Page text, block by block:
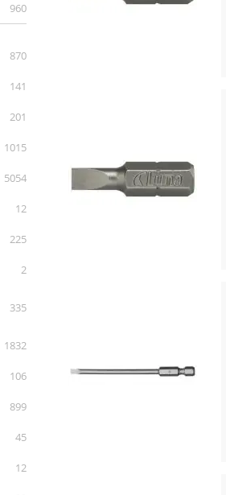
960
870
141
201
1015
5054
12
225
2
335
1832
106
899
45
12